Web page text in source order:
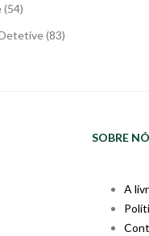
(54)
(83)
SOBRE
A